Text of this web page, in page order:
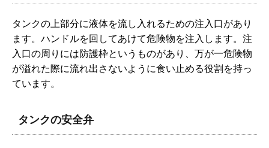
タンクの上部分に液体を流し入れるための注入口があり
ます。ハンドルを回してあけて危険物を注入します。注
入口の周りには防護枠というものがあり、万が一危険物
が溢れた際に流れ出さないように食い止める役割を持っ
ています。
タンクの安全弁